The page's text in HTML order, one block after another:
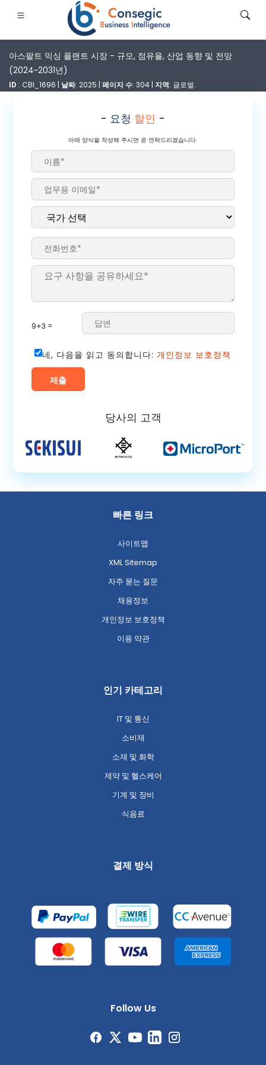
• 에너지 및 전력
• 사례 연구
아스팔트 믹싱 플랜트 시장 - 규모, 점유율, 산업 동향 및 전망
(2024~2031년)
ID : CBI_1696 | 날짜: 2025 | 페이지 수: 304 | 지역: 글로벌.
- 요청 할인 -
아래 양식을 작성해 주시면 곧 연락드리겠습니다.
9+3 =
네, 다음을 읽고 동의합니다: 개인정보 보호정책
당사의 고객
빠른 링크
사이트맵
XML Sitemap
자주 묻는 질문
채용정보
개인정보 보호정책
이용 약관
인기 카테고리
IT 및 통신
소비재
소재 및 화학
제약 및 헬스케어
기계 및 장비
식음료
결제 방식
Follow Us